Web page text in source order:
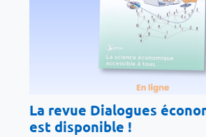
La revue Dialogues
est disponible !